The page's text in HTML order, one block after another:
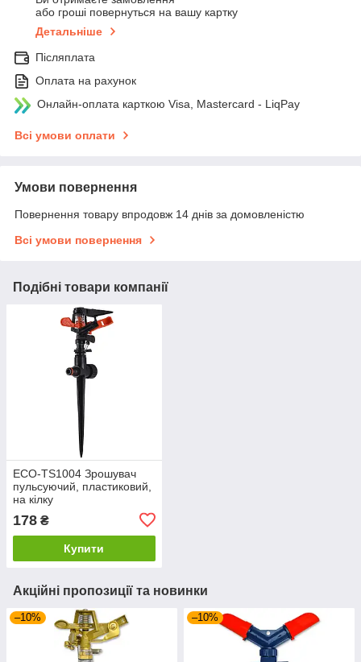
або гроші повернуться на вашу картку
Детальніше
Післяплата
Оплата на рахунок
Онлайн-оплата карткою Visa, Mastercard - LiqPay
Всі умови оплати
Умови повернення
Повернення товару впродовж 14 днів за домовленістю
Всі умови повернення
Подібні товари компанії
ECO-TS1004 Зрошувач
пульсуючий, пластиковий,
на кілку
178 ₴
Купити
Акційні пропозиції та новинки
–10% –10%